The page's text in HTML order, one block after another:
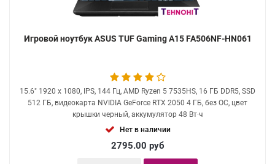
Игровой ноутбук ASUS TUF Gaming A15 FA506NF-HN061
15.6" 1920 x 1080, IPS, 144 Гц, AMD Ryzen 5 7535HS, 16 ГБ DDR5, SSD
512 ГБ, видеокарта NVIDIA GeForce RTX 2050 4 ГБ, без ОС, цвет
крышки черный, аккумулятор 48 Вт·ч
Нет в наличии
2795.00 руб